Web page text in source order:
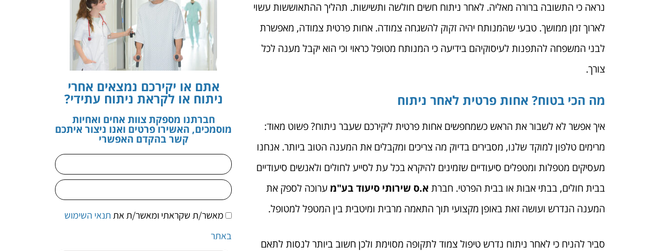
נראה כי התשובה ברורה מאליה. לאחר ניתוח חשים חולשה ותשישות. תהליך ההתאוששות עשוי
לארוך זמן ממושך. טבעי שהמנותח יהיה זקוק להשגחה צמודה. אחות פרטית צמודה, מאפשרת
לבני המשפחה להתפנות לעיסוקיהם בידיעה כי המנותח מטופל כראוי וכי הוא יקבל מענה לכל
צורך.
מה הכי בטוח? אחות פרטית לאחר ניתוח
איך אפשר לא לשבור את הראש כשמחפשים אחות פרטית ליקירכם שעבר ניתוח? פשוט מאוד:
מרימים טלפון למוקד שלנו, מסבירים בדיוק מה צריכים ומקבלים את המענה הטוב ביותר. אנחנו
מעסיקים מטפלות ומטפלים סיעודיים שזמינים להיקרא בכל עת לסייע לחולים ולאנשים סיעודיים
בבית חולים, בבתי אבות או בבית הפרטי. חברת א.ס שירותי סיעוד בע"מ ערוכה לספק את
המענה הנדרש ועושה זאת באופן מקצועי תוך התאמה מרבית ומיטבית בין המטפל למטופל.
סביר להניח כי לאחר ניתוח נדרש טיפול צמוד לתקופה מסוימת ולכן חשוב ביותר לנסות לתאם
אתם או יקירכם נמצאים אחרי
ניתוח או לקראת ניתוח עתידי?
חברתנו מספקת צוות אחים ואחיות
מוסמכים, האשירו פרטים ואנו ניצור איתכם
קשר בהקדם האפשרי
מאשר/ת שקראתי ומאשר/ת אתתנאי השימוש
באתר